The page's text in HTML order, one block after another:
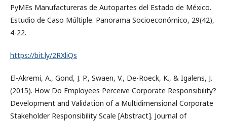
PyMEs Manufactureras de Autopartes del Estado de México.
Estudio de Caso Múltiple. Panorama Socioeconómico, 29(42),
4-22.
https://bit.ly/2RXliQs
El-Akremi, A., Gond, J. P., Swaen, V., De-Roeck, K., & Igalens, J.
(2015). How Do Employees Perceive Corporate Responsibility?
Development and Validation of a Multidimensional Corporate
Stakeholder Responsibility Scale [Abstract]. Journal of